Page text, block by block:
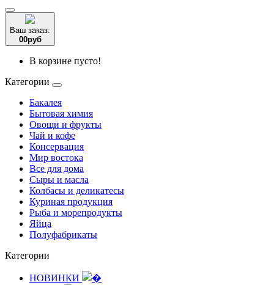
Ваш заказ:
00руб
В корзине пусто!
Категории
Бакалея
Бытовая химия
Овощи и фрукты
Чай и кофе
Консервация
Мир востока
Все для дома
Сыры и масла
Колбасы и деликатесы
Куриная продукция
Рыба и морепродукты
Яйца
Полуфабрикаты
Категории
НОВИНКИ